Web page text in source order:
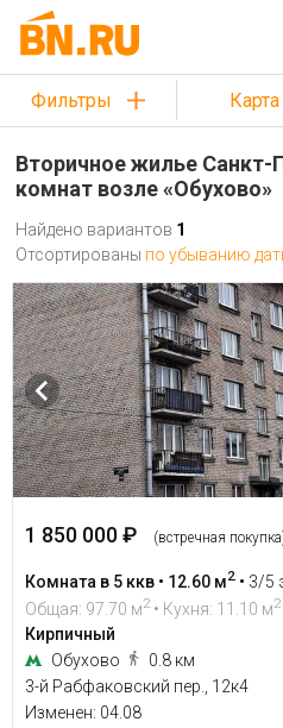
Фильтры Карта
Вторичное жилье Санкт-
комнат возле «Обухово»
Найдено вариантов 1
Отсортированы по убыванию
1 850 000 ₽ (встречная
Комната в 5 ккв • 12.60 м2 • 3/5
Общая: 97.70 м2 • Кухня: 11.10 м2
Кирпичный
Обухово
0.8 км
3-й Рабфаковский пер., 12к4
Изменен: 04.08